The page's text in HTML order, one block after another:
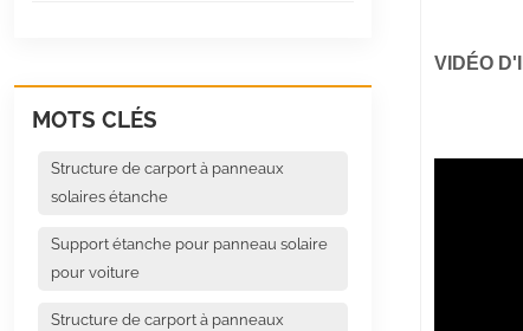
VIDÉO
MOTS CLÉS
Structure de carport à panneaux
solaires étanche
Support étanche pour panneau solaire
pour voiture
Structure de carport à panneaux